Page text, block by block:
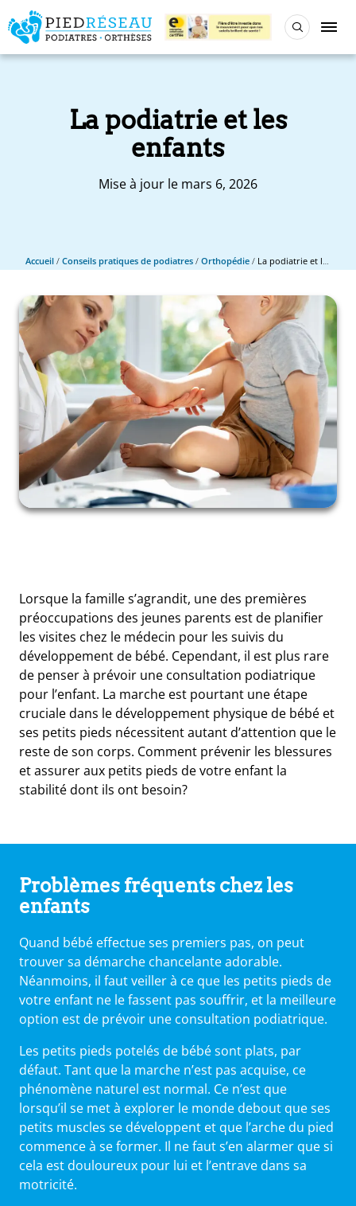
La podiatrie et les
enfants
Mise à jour le mars 6, 2026
Accueil / Conseils pratiques de podiatres / Orthopédie / La podiatrie et les enfants
Lorsque la famille s’agrandit, une des premières
préoccupations des jeunes parents est de planifier
les visites chez le médecin pour les suivis du
développement de bébé. Cependant, il est plus rare
de penser à prévoir une consultation podiatrique
pour l’enfant. La marche est pourtant une étape
cruciale dans le développement physique de bébé et
ses petits pieds nécessitent autant d’attention que le
reste de son corps. Comment prévenir les blessures
et assurer aux petits pieds de votre enfant la
stabilité dont ils ont besoin?
Problèmes fréquents chez les
enfants
Quand bébé effectue ses premiers pas, on peut
trouver sa démarche chancelante adorable.
Néanmoins, il faut veiller à ce que les petits pieds de
votre enfant ne le fassent pas souffrir, et la meilleure
option est de prévoir une consultation podiatrique.
Les petits pieds potelés de bébé sont plats, par
défaut. Tant que la marche n’est pas acquise, ce
phénomène naturel est normal. Ce n’est que
lorsqu’il se met à explorer le monde debout que ses
petits muscles se développent et que l’arche du pied
commence à se former. Il ne faut s’en alarmer que si
cela est douloureux pour lui et l’entrave dans sa
motricité.